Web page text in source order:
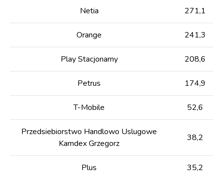
Netia 271,1
Orange 241,3
Play Stacjonarny 208,6
Petrus 174,9
T-Mobile 52,6
Przedsiebiorstwo Handlowo Uslugowe
Kamdex Grzegorz
38,2
Plus 35,2